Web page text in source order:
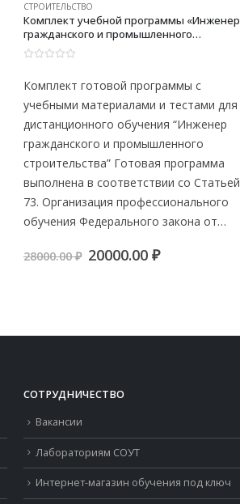
СТРОИТЕЛЬСТВО
Комплект учебной программы «Инженер
гражданского и промышленного
строительства»
Комплект готовой программы с
учебными материалами и тестами для
дистанционного обучения “Инженер
гражданского и промышленного
строительства” Готовая программа
выполнена в соответствии со Статьей
73. Организация профессионального
обучения Федерального закона от…
28000.00₽ Первоначальная
20000.00₽Текущая
СОТРУДНИЧЕСТВО
Вакансии
Лабораториям СОУТ
Интернет-магазин обучения под ключ